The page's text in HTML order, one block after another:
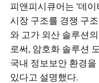
피앤피시큐어는 ‘데
시장 구조를 경쟁 구
와 고가 외산 솔루션
로써, 암호화 솔루션
국내 정보보안 환경
있다고 설명했다.